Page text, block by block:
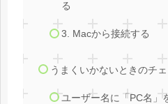
る
3. Macから接続する
うまくいかないときのチ
ユーザー名に「PC名」